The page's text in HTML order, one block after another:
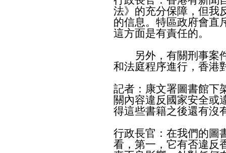
法》的充分保障，但我
的信息。特區政府會直
這方面是有責任的。
另外，有關刑事案件
和法庭程序進行，香港
記者：康文署圖書館下
關內容違反國家安全或
得這些書籍之後還有沒
行政長官：在我們的圖
看，第一，它有否違反